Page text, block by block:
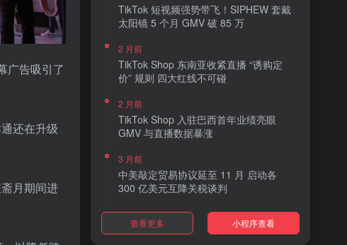
广告吸引了
还在升级
月期间进
TikTok 短视频强势带飞！SIPHEW 套戴
太阳镜 5 个月 GMV 破 85 万
2 月前
TikTok Shop 东南亚收紧直播 “诱购定
价” 规则 四大红线不可碰
2 月前
TikTok Shop 入驻巴西首年业绩亮眼
GMV 与直播数据暴涨
3 月前
中美敲定贸易协议延至 11 月 启动各
300 亿美元互降关税谈判
3 月前
TikTok Shop 上线 “三日达” 标签 履约
查看更多 小程序查看